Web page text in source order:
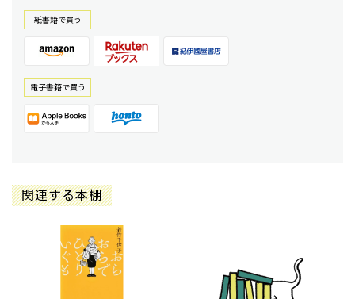
紙書籍で買う
電⼦書籍で買う
関連する本棚